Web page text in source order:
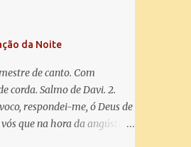
não permitais que eu viva
e o Vosso ao meu, e, nem
eu! Nas contas pequenas:
Amor! Misericórdia Senhor!
pão da vida e remédio
da Noite
de canto. Com
corda. Salmo de Davi. 2.
respondei-me, ó Deus de
que na hora da angústia